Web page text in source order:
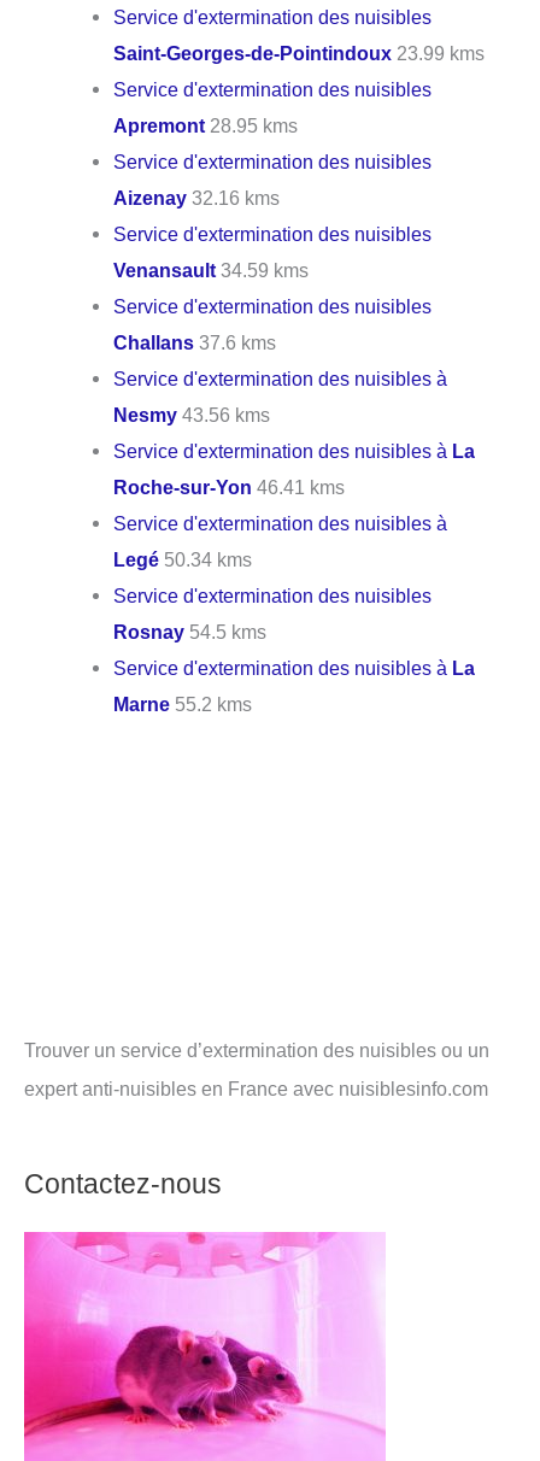
Service d'extermination des nuisibles
Saint-Georges-de-Pointindoux 23.99 kms
Service d'extermination des nuisibles
Apremont 28.95 kms
Service d'extermination des nuisibles
Aizenay 32.16 kms
Service d'extermination des nuisibles
Venansault 34.59 kms
Service d'extermination des nuisibles
Challans 37.6 kms
Service d'extermination des nuisibles à
Nesmy 43.56 kms
Service d'extermination des nuisibles à La
Roche-sur-Yon 46.41 kms
Service d'extermination des nuisibles à
Legé 50.34 kms
Service d'extermination des nuisibles
Rosnay 54.5 kms
Service d'extermination des nuisibles à La
Marne 55.2 kms
Trouver un service d’extermination des nuisibles ou un
expert anti-nuisibles en France avec nuisiblesinfo.com
Contactez-nous